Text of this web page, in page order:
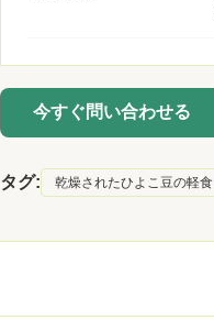
今すぐ問い合わせる
タグ: 乾燥されたひよこ豆の軽食